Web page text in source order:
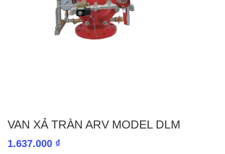
VAN XẢ TRÀN ARV MODEL DLM
1.637.000 ₫